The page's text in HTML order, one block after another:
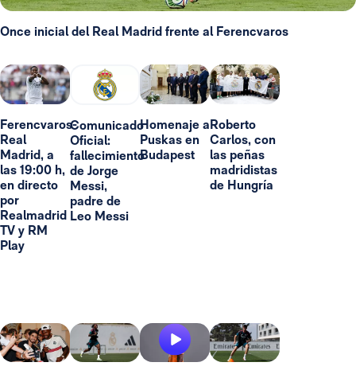
Once inicial del Real Madrid frente al Ferencvaros
Ferencvaros-
Real
Madrid, a
las 19:00 h,
en directo
por
Realmadrid
TV y RM
Play
Comunicado
Oficial:
fallecimiento
de Jorge
Messi,
padre de
Leo Messi
Homenaje a
Puskas en
Budapest
Roberto
Carlos, con
las peñas
madridistas
de Hungría